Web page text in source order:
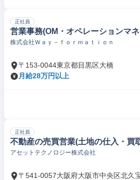
正社員
営業事務(OM・オペレーションマ
株式会社Ｗａｙ－ｆｏｒｍａｔｉｏｎ
〒153-0044東京都目黒区大橋
月給28万円以上
正社員
不動産の売買営業(土地の仕入・買
アセットテクノロジー株式会社
〒541-0057大阪府大阪市中央区北久